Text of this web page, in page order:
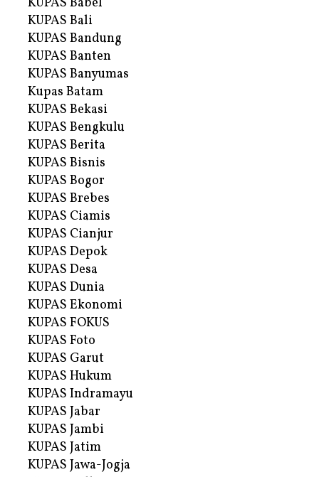
KUPAS Bali
KUPAS Bandung
KUPAS Banten
KUPAS Banyumas
Kupas Batam
KUPAS Bekasi
KUPAS Bengkulu
KUPAS Berita
KUPAS Bisnis
KUPAS Bogor
KUPAS Brebes
KUPAS Ciamis
KUPAS Cianjur
KUPAS Depok
KUPAS Desa
KUPAS Dunia
KUPAS Ekonomi
KUPAS FOKUS
KUPAS Foto
KUPAS Garut
KUPAS Hukum
KUPAS Indramayu
KUPAS Jabar
KUPAS Jambi
KUPAS Jatim
KUPAS Jawa-Jogja